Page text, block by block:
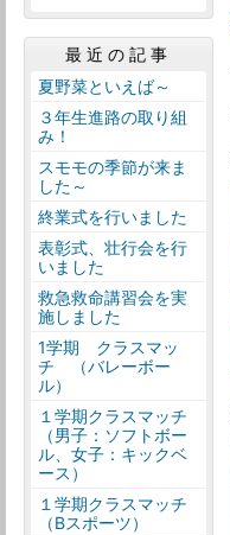
最近の記事
夏野菜といえば～
３年生進路の取り組
み！
スモモの季節が来ま
した～
終業式を行いました
表彰式、壮行会を行
いました
救急救命講習会を実
施しました
1学期 クラスマッ
チ （バレーボー
ル）
１学期クラスマッチ
（男子：ソフトボー
ル、女子：キックベ
ース）
１学期クラスマッチ
（Bスポーツ）